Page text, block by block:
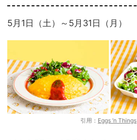
5月1日（土）～5月31日（月）
引用： Eggs ’n Things